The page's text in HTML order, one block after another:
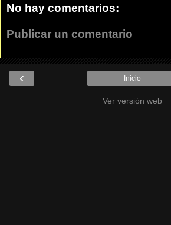
No hay comentarios:
Publicar un comentario
‹ Inicio
Ver versión web